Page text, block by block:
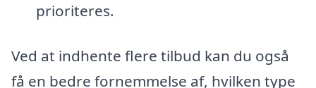
prioriteres.
Ved at indhente flere tilbud kan du også
få en bedre fornemmelse af, hvilken type